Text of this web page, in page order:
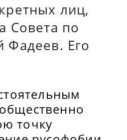
лиц,
Совета по
Фадеев. Его
точку